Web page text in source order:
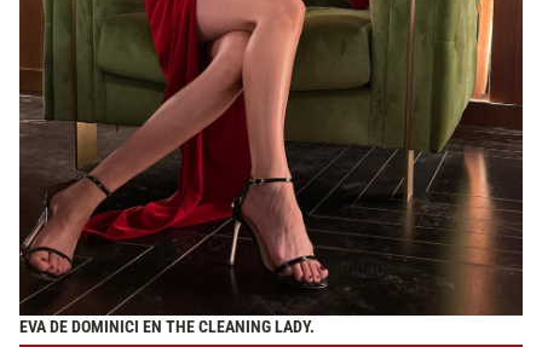
EVA DE DOMINICI EN THE CLEANING LADY.